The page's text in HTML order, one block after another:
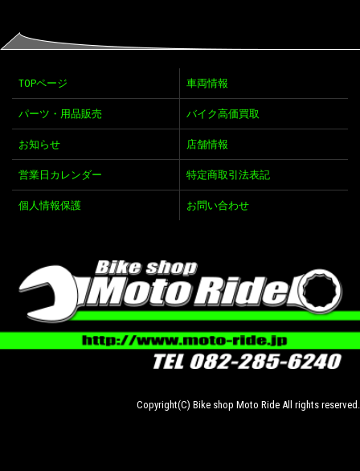
TOPページ 車両情報
パーツ・用品販売 バイク高価買取
お知らせ 店舗情報
営業日カレンダー 特定商取引法表記
個人情報保護 お問い合わせ
Copyright(C) Bike shop Moto Ride All rights reserved.